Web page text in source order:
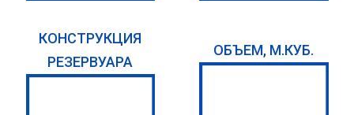
КОНСТРУКЦИЯ
РЕЗЕРВУАРА
ОБЪЕМ, М.КУБ.